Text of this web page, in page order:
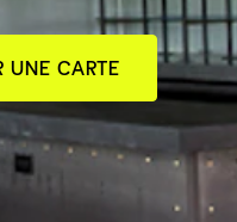
UNE CARTE